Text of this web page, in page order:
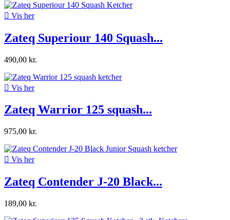
 Vis her
Zateq Superiour 140 Squash...
490,00 kr.
 Vis her
Zateq Warrior 125 squash...
975,00 kr.
 Vis her
Zateq Contender J-20 Black...
189,00 kr.